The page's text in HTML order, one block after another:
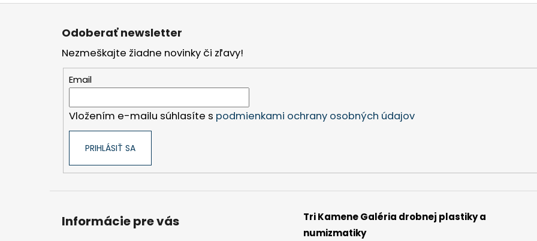
Z
Odoberať newsletter
Nezmeškajte žiadne novinky či zľavy!
Email
Vložením e-mailu súhlasíte s podmienkami ochrany osobných údajov
PRIHLÁSIŤ SA
Informácie pre vás
Tri Kamene Galéria drobnej plastiky a
numizmatiky